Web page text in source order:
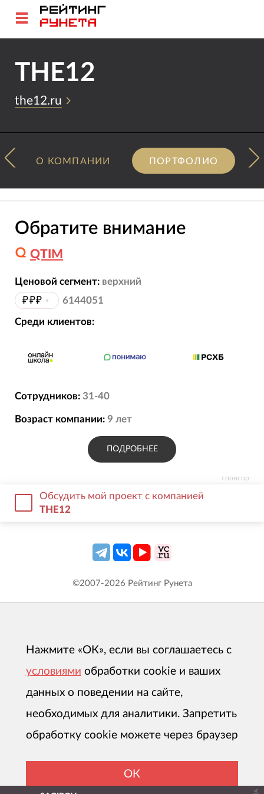
THE12
the12.ru
О КОМПАНИИ ПОРТФОЛИО
спонсор
Обратите внимание
QTIM
Ценовой сегмент: верхний
₽₽₽ • 6144051
Среди клиентов:
Сотрудников: 31-40
Возраст компании: 9 лет
ПОДРОБНЕЕ
Обсудить мой проект с компанией
THE12
©2007-2026 Рейтинг Рунета
Нажмите «ОК», если вы соглашаетесь с
условиями обработки cookie и ваших
данных о поведении на сайте,
необходимых для аналитики. Запретить
обработку cookie можете через браузер
ОК